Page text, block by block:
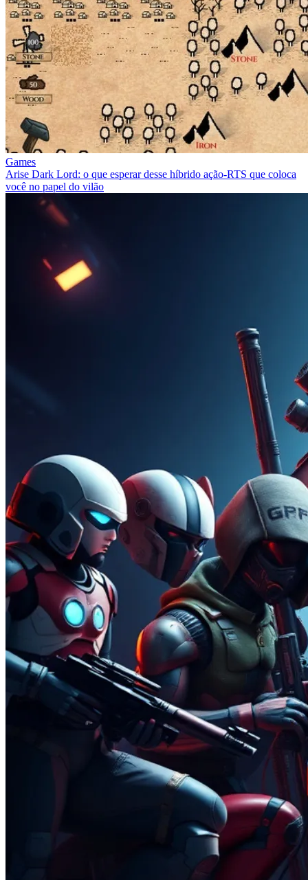
Games
Arise Dark Lord: o que esperar desse híbrido ação‑RTS que coloca
você no papel do vilão